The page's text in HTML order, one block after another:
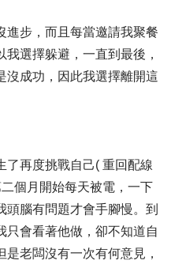
進步，而且每當邀請我聚餐
選擇躲避，一直到最後，
沒成功，因此我選擇離開這
了再度挑戰自己( 重回配線
個月開始每天被電，一下
腦有問題才會手腳慢。到
只會看著他做，卻不知道自
老闆沒有一次有何意見，